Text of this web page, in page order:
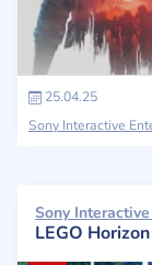
25.04.25
LEGO Horizon